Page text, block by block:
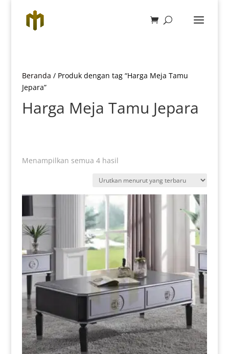
Beranda / Produk dengan tag “Harga Meja Tamu
Jepara”
Harga Meja Tamu Jepara
Menampilkan semua 4 hasilDiurutkan
yang
terbaru